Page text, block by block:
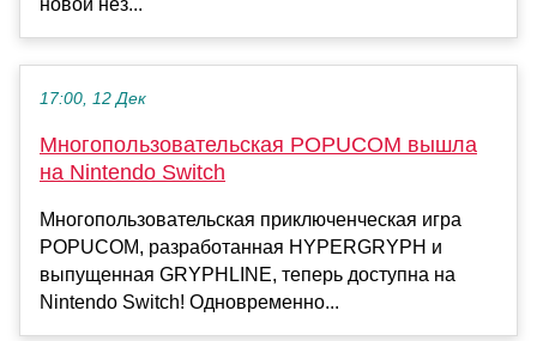
новой нез...
17:00, 12 Дек
Многопользовательская POPUCOM вышла
на Nintendo Switch
Многопользовательская приключенческая игра
POPUCOM, разработанная HYPERGRYPH и
выпущенная GRYPHLINE, теперь доступна на
Nintendo Switch! Одновременно...